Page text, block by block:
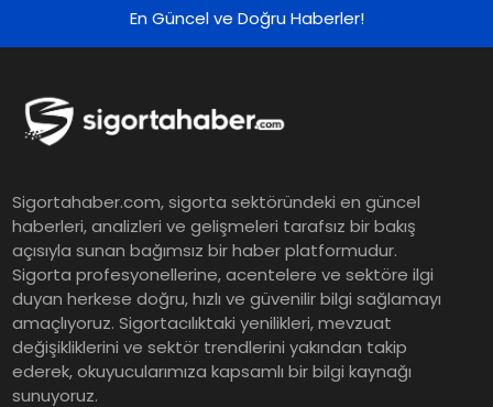
Yükseltilen EPS Beklentisi
Finansal Sonuçlarını Açıkladı
Murat Bilim, ANA Sigorta Satış
Grup Müdürü Olarak Atandı
Tasarruf tercihi bölünüyor:
Mevduat kısa vadeyi, koruma
ürünleri uzun vadeyi tutuyor
En Güncel ve Doğru Haberler!
Sigortahaber.com, sigorta sektöründeki en güncel
haberleri, analizleri ve gelişmeleri tarafsız bir bakış
açısıyla sunan bağımsız bir haber platformudur.
Sigorta profesyonellerine, acentelere ve sektöre ilgi
duyan herkese doğru, hızlı ve güvenilir bilgi sağlamayı
amaçlıyoruz. Sigortacılıktaki yenilikleri, mevzuat
değişikliklerini ve sektör trendlerini yakından takip
ederek, okuyucularımıza kapsamlı bir bilgi kaynağı
sunuyoruz.